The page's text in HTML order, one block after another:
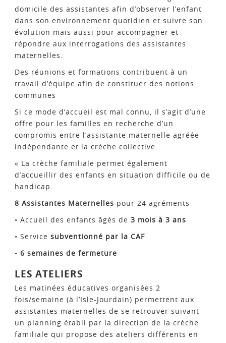
domicile des assistantes afin d’observer l’enfant
dans son environnement quotidien et suivre son
évolution mais aussi pour accompagner et
répondre aux interrogations des assistantes
maternelles.
Des réunions et formations contribuent à un
travail d’équipe afin de constituer des notions
communes
Si ce mode d’accueil est mal connu, il s’agit d’une
offre pour les familles en recherche d’un
compromis entre l’assistante maternelle agréée
indépendante et la crèche collective.
« La crèche familiale permet également
d’accueillir des enfants en situation difficile ou de
handicap.
8 Assistantes Maternelles pour 24 agréments
• Accueil des enfants âgés de 3 mois à 3 ans
• Service subventionné par la CAF
• 6 semaines de fermeture
LES ATELIERS
Les matinées éducatives organisées 2
fois/semaine (à l’Isle-Jourdain) permettent aux
assistantes maternelles de se retrouver suivant
un planning établi par la direction de la crèche
familiale qui propose des ateliers différents en